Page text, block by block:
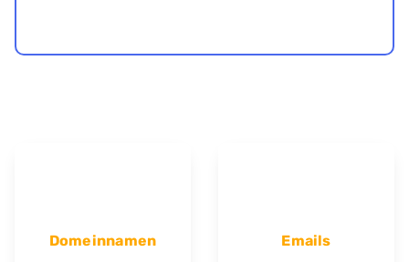
Domeinnamen Emails